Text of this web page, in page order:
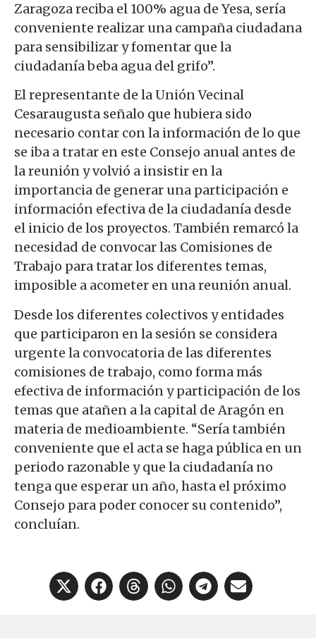
Zaragoza reciba el 100% agua de Yesa, sería
conveniente realizar una campaña ciudadana
para sensibilizar y fomentar que la
ciudadanía beba agua del grifo”.
El representante de la Unión Vecinal
Cesaraugusta señalo que hubiera sido
necesario contar con la información de lo que
se iba a tratar en este Consejo anual antes de
la reunión y volvió a insistir en la
importancia de generar una participación e
información efectiva de la ciudadanía desde
el inicio de los proyectos. También remarcó la
necesidad de convocar las Comisiones de
Trabajo para tratar los diferentes temas,
imposible a acometer en una reunión anual.
Desde los diferentes colectivos y entidades
que participaron en la sesión se considera
urgente la convocatoria de las diferentes
comisiones de trabajo, como forma más
efectiva de información y participación de los
temas que atañen a la capital de Aragón en
materia de medioambiente. “Sería también
conveniente que el acta se haga pública en un
periodo razonable y que la ciudadanía no
tenga que esperar un año, hasta el próximo
Consejo para poder conocer su contenido”,
concluían.